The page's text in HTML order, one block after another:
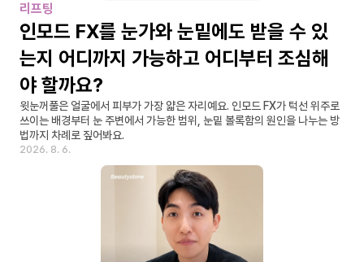
리프팅
인모드 FX를 눈가와 눈밑에도 받을 수 있
는지 어디까지 가능하고 어디부터 조심해
야 할까요?
윗눈꺼풀은 얼굴에서 피부가 가장 얇은 자리예요. 인모드 FX가 턱선 위주로
쓰이는 배경부터 눈 주변에서 가능한 범위, 눈밑 볼록함의 원인을 나누는 방
법까지 차례로 짚어봐요.
2026. 8. 6.